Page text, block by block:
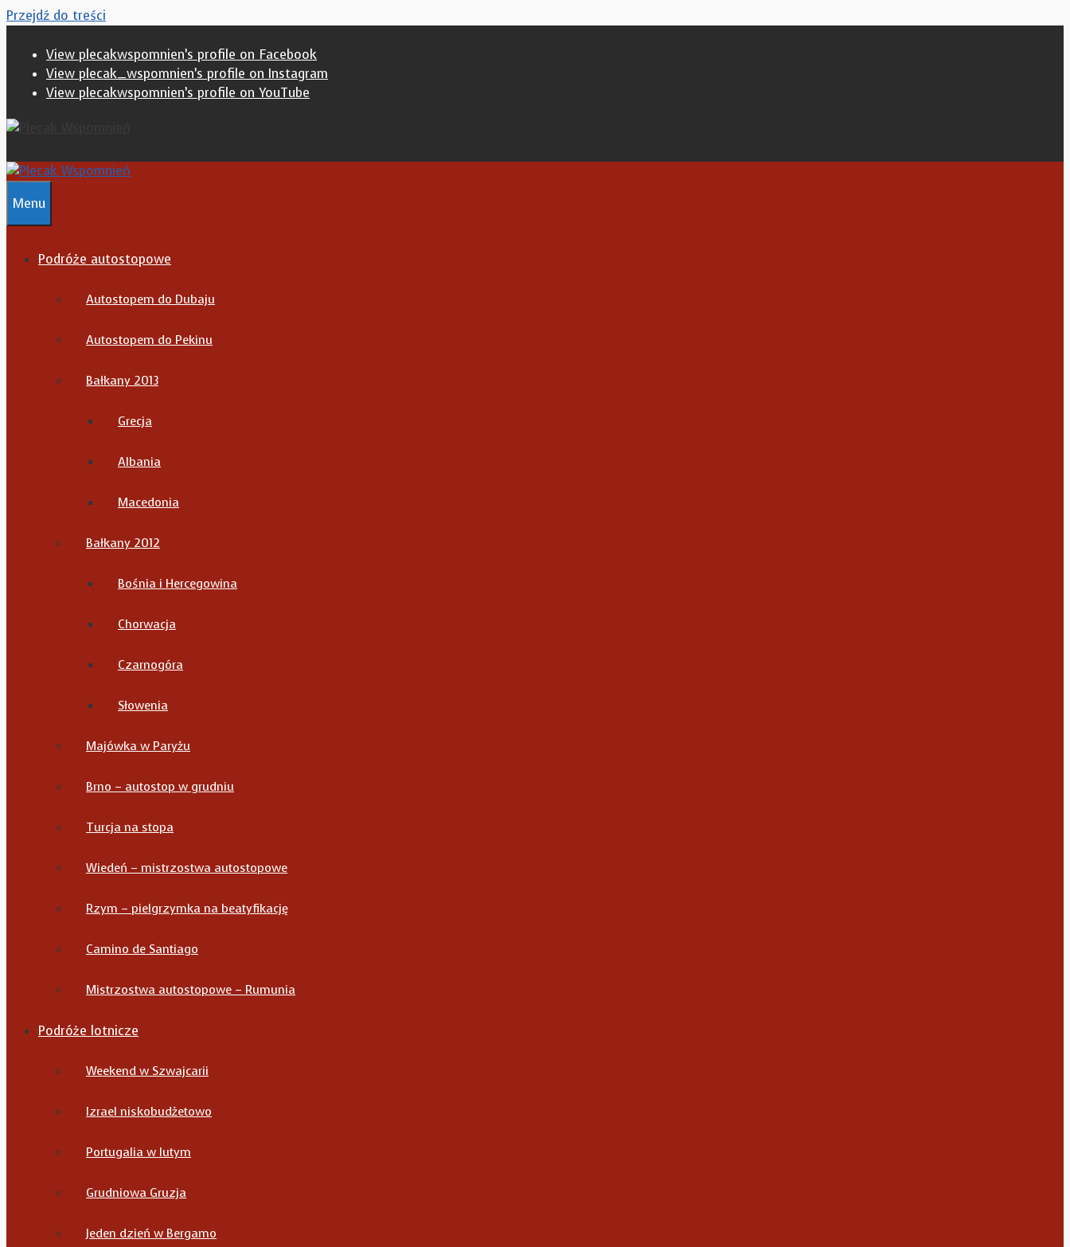
Przejdź do treści
View plecakwspomnien’s profile on Facebook
View plecak_wspomnien’s profile on Instagram
View plecakwspomnien’s profile on YouTube
Menu
Podróże autostopowe
Autostopem do Dubaju
Autostopem do Pekinu
Bałkany 2013
Grecja
Albania
Macedonia
Bałkany 2012
Bośnia i Hercegowina
Chorwacja
Czarnogóra
Słowenia
Majówka w Paryżu
Brno – autostop w grudniu
Turcja na stopa
Wiedeń – mistrzostwa autostopowe
Rzym – pielgrzymka na beatyfikację
Camino de Santiago
Mistrzostwa autostopowe – Rumunia
Podróże lotnicze
Weekend w Szwajcarii
Izrael niskobudżetowo
Portugalia w lutym
Grudniowa Gruzja
Jeden dzień w Bergamo